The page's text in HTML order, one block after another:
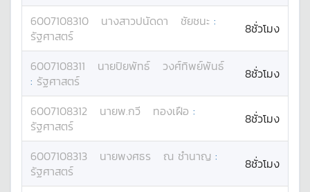
6007108310 นางสาวปนัดดา ชัยชนะ :
รัฐศาสตร์
8ชั่วโมง
6007108311 นายปิยพัทธ์
วงศ์ทิพย์พันธ์
: รัฐศาสตร์ 8ชั่วโมง
6007108312 นายพ.กวี ทองเฝือ :
รัฐศาสตร์
8ชั่วโมง
6007108313 นายพงศธร ณ ชำนาญ :
รัฐศาสตร์
8ชั่วโมง